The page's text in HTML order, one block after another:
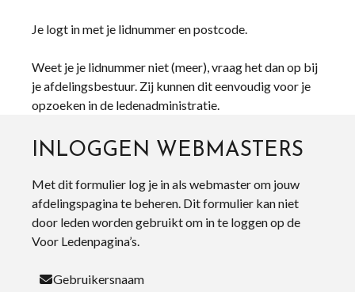
Je logt in met je lidnummer en postcode.
Weet je je lidnummer niet (meer), vraag het dan op bij
je afdelingsbestuur. Zij kunnen dit eenvoudig voor je
opzoeken in de ledenadministratie.
INLOGGEN WEBMASTERS
Met dit formulier log je in als webmaster om jouw
afdelingspagina te beheren. Dit formulier kan niet
door leden worden gebruikt om in te loggen op de
Voor Ledenpagina’s.
Gebruikersnaam